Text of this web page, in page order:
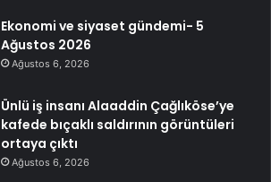
Ekonomi ve siyaset gündemi- 5
Ağustos 2026
Ağustos 6, 2026
Ünlü iş insanı Alaaddin Çağlıköse’ye
kafede bıçaklı saldırının görüntüleri
ortaya çıktı
Ağustos 6, 2026